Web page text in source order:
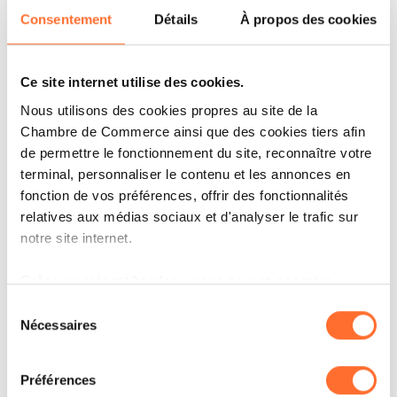
Consentement Détails À propos des cookies
Ce site internet utilise des cookies.
Nous utilisons des cookies propres au site de la
Chambre de Commerce ainsi que des cookies tiers afin
de permettre le fonctionnement du site, reconnaître votre
terminal, personnaliser le contenu et les annonces en
fonction de vos préférences, offrir des fonctionnalités
relatives aux médias sociaux et d'analyser le trafic sur
notre site internet.
Grâce au présent bandeau, vous pouvez accepter,
à l’exception des cookies strictement nécessaires au
fonctionnement du site. Une description des différents
cookies est accessible sous l’onglet « Détails » ci-
dessus.
Nécessaires
Préférences
Sans surprise, les États-Unis font la course en
mondial sur ce segment de la navigation autonome
», rapporte Dario Deserranno, Senior Mobility
Expert chez Espaces-Mobilités. Cette
domination se traduit déjà par le déploiement
massif de robotaxisdans 10 grandes villes
des USA , « et30 autres sont à venir» ; Waymo
Tokyo. Preuve que le temps de
l’expérimentation est déjà bien consommé,
l’opérateur revendique plus de 2 millions de
courses payantes par mois.